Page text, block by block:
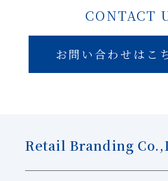
CONTACT
お問い合わせはこ
Retail Branding